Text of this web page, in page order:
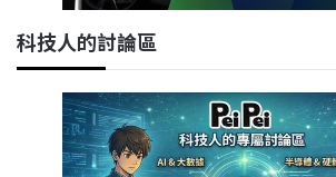
科技人的討論區